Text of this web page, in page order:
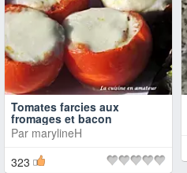
Tomates farcies aux
fromages et bacon
Par marylineH
323